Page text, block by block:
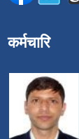
कर्मचारि